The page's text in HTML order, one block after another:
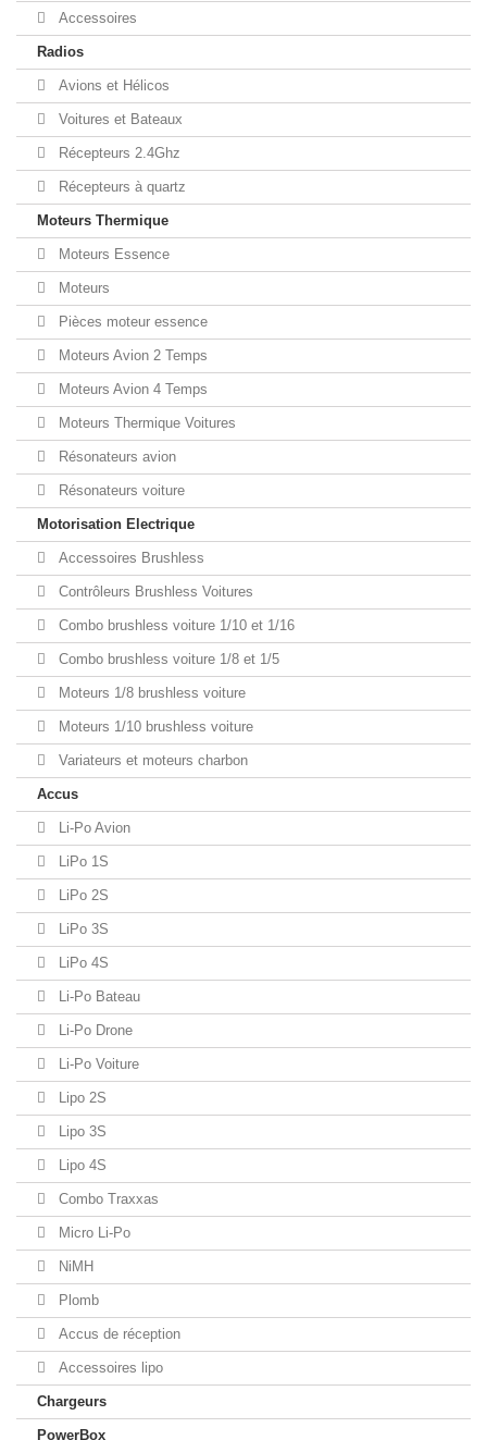
Accessoires
Radios
Avions et Hélicos
Voitures et Bateaux
Récepteurs 2.4Ghz
Récepteurs à quartz
Moteurs Thermique
Moteurs Essence
Moteurs
Pièces moteur essence
Moteurs Avion 2 Temps
Moteurs Avion 4 Temps
Moteurs Thermique Voitures
Résonateurs avion
Résonateurs voiture
Motorisation Electrique
Accessoires Brushless
Contrôleurs Brushless Voitures
Combo brushless voiture 1/10 et 1/16
Combo brushless voiture 1/8 et 1/5
Moteurs 1/8 brushless voiture
Moteurs 1/10 brushless voiture
Variateurs et moteurs charbon
Accus
Li-Po Avion
LiPo 1S
LiPo 2S
LiPo 3S
LiPo 4S
Li-Po Bateau
Li-Po Drone
Li-Po Voiture
Lipo 2S
Lipo 3S
Lipo 4S
Combo Traxxas
Micro Li-Po
NiMH
Plomb
Accus de réception
Accessoires lipo
Chargeurs
PowerBox